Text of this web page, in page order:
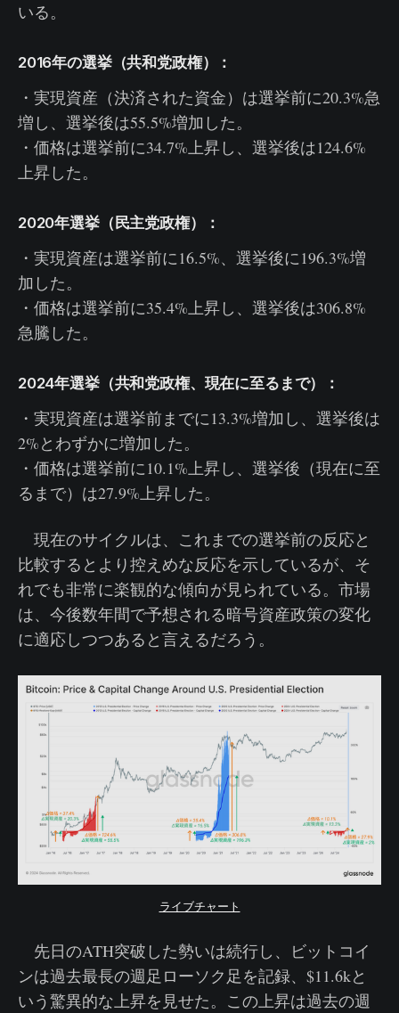
いる。
2016年の選挙（共和党政権）：
・実現資産（決済された資金）は選挙前に20.3%急
増し、選挙後は55.5%増加した。
・価格は選挙前に34.7%上昇し、選挙後は124.6%
上昇した。
2020年選挙（民主党政権）：
・実現資産は選挙前に16.5%、選挙後に196.3%増
加した。
・価格は選挙前に35.4%上昇し、選挙後は306.8%
急騰した。
2024年選挙（共和党政権、現在に至るまで）：
・実現資産は選挙前までに13.3%増加し、選挙後は
2%とわずかに増加した。
・価格は選挙前に10.1%上昇し、選挙後（現在に至
るまで）は27.9%上昇した。
現在のサイクルは、これまでの選挙前の反応と
比較するとより控えめな反応を示しているが、そ
れでも非常に楽観的な傾向が見られている。市場
は、今後数年間で予想される暗号資産政策の変化
に適応しつつあると言えるだろう。
ライブチャート
先日のATH突破した勢いは続行し、ビットコイ
ンは過去最長の週足ローソク足を記録、$11.6kと
いう驚異的な上昇を見せた。この上昇は過去の週